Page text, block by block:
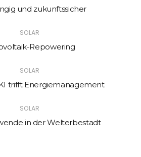
und zukunftssicher
SOLAR
Repowering
SOLAR
trifft Energiemanagement
SOLAR
in der Welterbestadt